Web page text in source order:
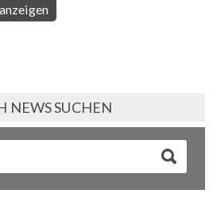
NEWS SUCHEN